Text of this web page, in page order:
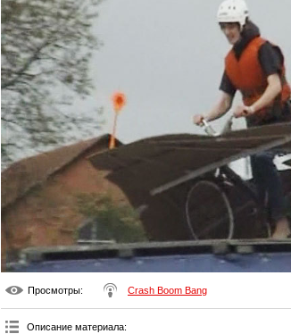
Просмотры: Crash Boom Bang
Описание материала: